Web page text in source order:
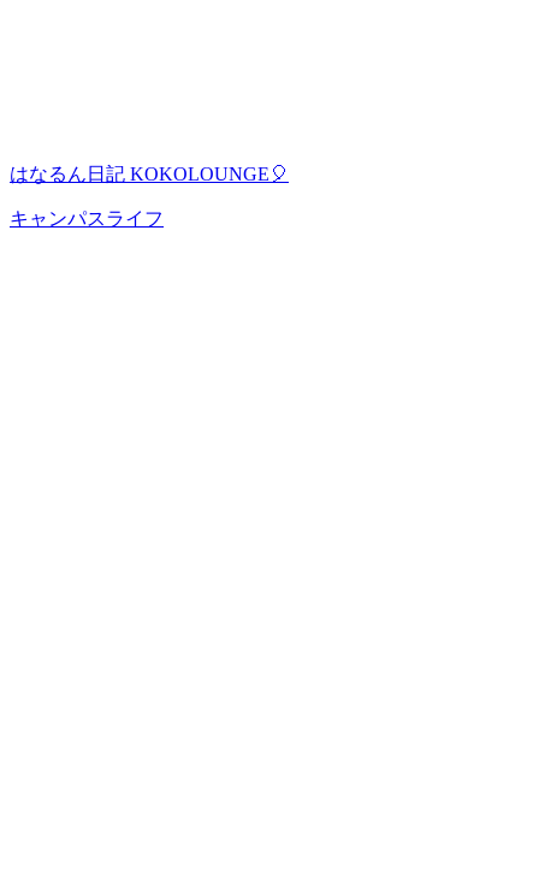
はなるん日記 KOKOLOUNGE🎈
キャンパスライフ